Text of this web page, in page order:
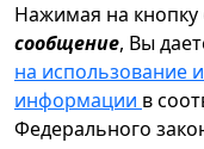
Нажимая на кнопку
сообщение, Вы
на использование
информации в
Федерального